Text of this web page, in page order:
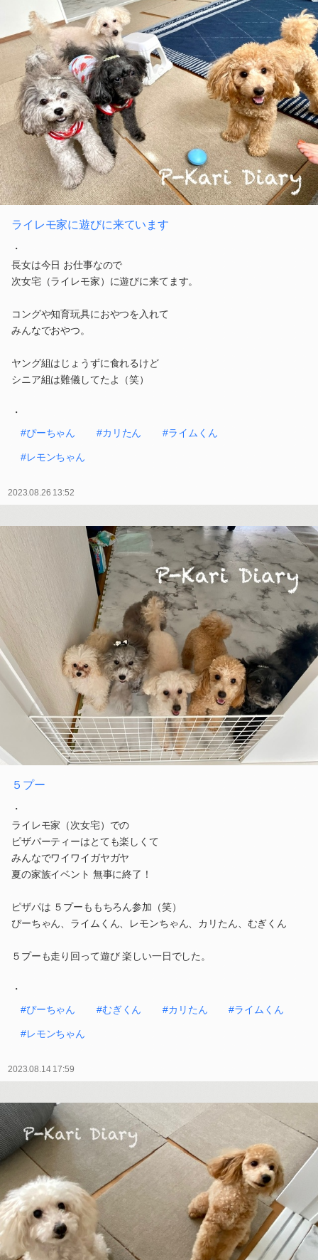
ライレモ家に遊びに来ています
・
長女は今日 お仕事なので
次女宅（ライレモ家）に遊びに来てます。
コングや知育玩具におやつを入れて
みんなでおやつ。
ヤング組はじょうずに食れるけど
シニア組は難儀してたよ（笑）
・
#ぴーちゃん
#カリたん #ライムくん
#レモンちゃん
2023.08.26 13:52
５プー
・
ライレモ家（次女宅）での
ピザパーティーはとても楽しくて
みんなでワイワイガヤガヤ
夏の家族イベント 無事に終了！
ピザパは ５プーももちろん参加（笑）
ぴーちゃん、ライムくん、レモンちゃん、カリたん、むぎくん
５プーも走り回って遊び 楽しい一日でした。
・
#ぴーちゃん
#むぎくん #カリたん #ライムくん
#レモンちゃん
2023.08.14 17:59